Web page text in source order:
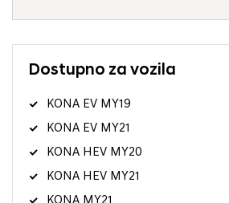
Dostupno za vozila
KONA EV MY19
KONA EV MY21
KONA HEV MY20
KONA HEV MY21